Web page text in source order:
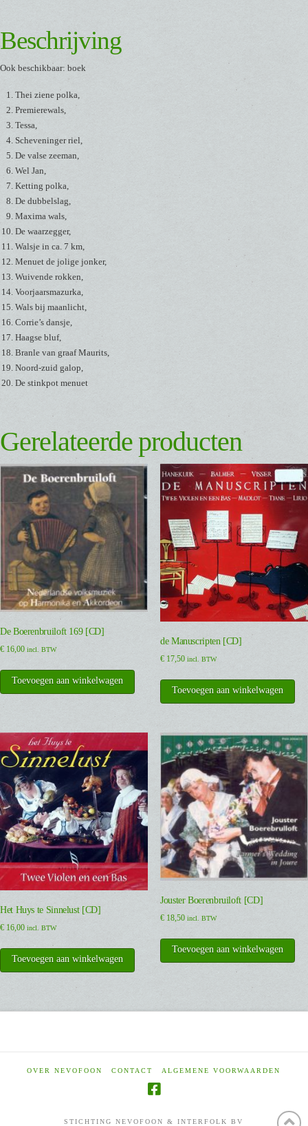
Beschrijving
Ook beschikbaar: boek
Thei ziene polka,
Premierewals,
Tessa,
Scheveninger riel,
De valse zeeman,
Wel Jan,
Ketting polka,
De dubbelslag,
Maxima wals,
De waarzegger,
Walsje in ca. 7 km,
Menuet de jolige jonker,
Wuivende rokken,
Voorjaarsmazurka,
Wals bij maanlicht,
Corrie’s dansje,
Haagse bluf,
Branle van graaf Maurits,
Noord-zuid galop,
De stinkpot menuet
Gerelateerde producten
De Boerenbruiloft 169 [CD]
€ 16,00 incl. BTW
Toevoegen aan winkelwagen
de Manuscripten [CD]
€17,50 incl. BTW
Toevoegen aan winkelwagen
Het Huys te Sinnelust [CD]
€ 16,00 incl. BTW
Toevoegen aan winkelwagen
Jouster Boerenbruiloft [CD]
€18,50 incl. BTW
Toevoegen aan winkelwagen
OVER NEVOFOON CONTACT ALGEMENE VOORWAARDEN
STICHTING NEVOFOON & INTERFOLK BV